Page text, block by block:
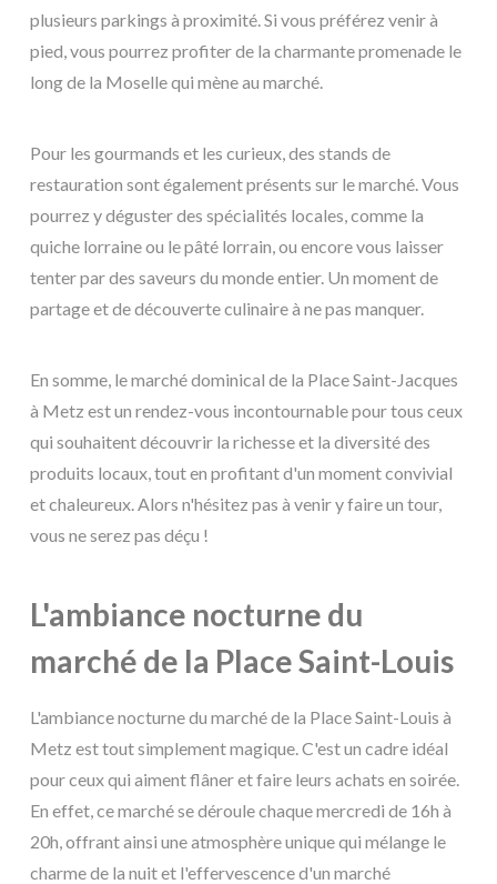
plusieurs parkings à proximité. Si vous préférez venir à
pied, vous pourrez profiter de la charmante promenade le
long de la Moselle qui mène au marché.
Pour les gourmands et les curieux, des stands de
restauration sont également présents sur le marché. Vous
pourrez y déguster des spécialités locales, comme la
quiche lorraine ou le pâté lorrain, ou encore vous laisser
tenter par des saveurs du monde entier. Un moment de
partage et de découverte culinaire à ne pas manquer.
En somme, le marché dominical de la Place Saint-Jacques
à Metz est un rendez-vous incontournable pour tous ceux
qui souhaitent découvrir la richesse et la diversité des
produits locaux, tout en profitant d'un moment convivial
et chaleureux. Alors n'hésitez pas à venir y faire un tour,
vous ne serez pas déçu !
L'ambiance nocturne du
marché de la Place Saint-Louis
L'ambiance nocturne du marché de la Place Saint-Louis à
Metz est tout simplement magique. C'est un cadre idéal
pour ceux qui aiment flâner et faire leurs achats en soirée.
En effet, ce marché se déroule chaque mercredi de 16h à
20h, offrant ainsi une atmosphère unique qui mélange le
charme de la nuit et l'effervescence d'un marché